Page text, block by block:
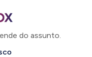
do assunto.